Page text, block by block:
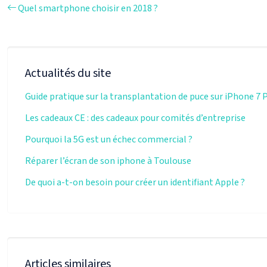
Quel smartphone choisir en 2018 ?
Actualités du site
Guide pratique sur la transplantation de puce sur iPhone 7
Les cadeaux CE : des cadeaux pour comités d’entreprise
Pourquoi la 5G est un échec commercial ?
Réparer l’écran de son iphone à Toulouse
De quoi a-t-on besoin pour créer un identifiant Apple ?